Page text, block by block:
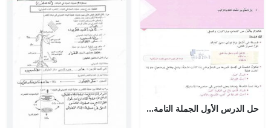
حل الدرس الأول الجملة التامة والتركيب, (لغة عربية) السادس